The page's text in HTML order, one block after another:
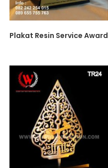
Plakat Resin Service Award